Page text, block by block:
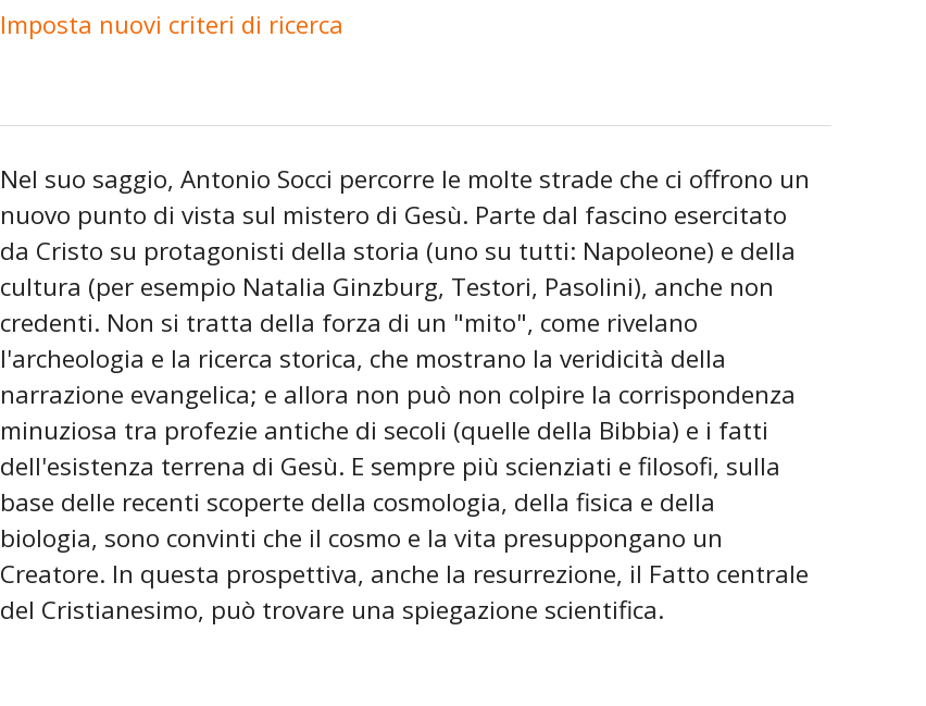
Imposta nuovi criteri di ricerca
Nel suo saggio, Antonio Socci percorre le molte strade che ci offrono un
nuovo punto di vista sul mistero di Gesù. Parte dal fascino esercitato
da Cristo su protagonisti della storia (uno su tutti: Napoleone) e della
cultura (per esempio Natalia Ginzburg, Testori, Pasolini), anche non
credenti. Non si tratta della forza di un "mito", come rivelano
l'archeologia e la ricerca storica, che mostrano la veridicità della
narrazione evangelica; e allora non può non colpire la corrispondenza
minuziosa tra profezie antiche di secoli (quelle della Bibbia) e i fatti
dell'esistenza terrena di Gesù. E sempre più scienziati e filosofi, sulla
base delle recenti scoperte della cosmologia, della fisica e della
biologia, sono convinti che il cosmo e la vita presuppongano un
Creatore. In questa prospettiva, anche la resurrezione, il Fatto centrale
del Cristianesimo, può trovare una spiegazione scientifica.